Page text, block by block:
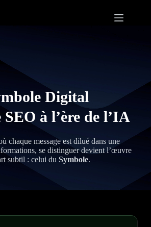
Digital
à l’ère de l’IA
chaque message est dilué dans une
se distinguer devient l’œuvre
subtil : celui duSymbole.